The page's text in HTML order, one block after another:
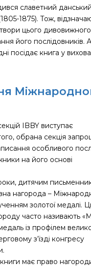
славетний
1875). Тож,
цього дивовижного
його послідовників. А
посідає книга у
IBBY виступає
обрана секція
особливого
на його основі
дитячим
нагорода –
золотої медалі.
часто називають
із профілем
з’їзді конгресу
має право